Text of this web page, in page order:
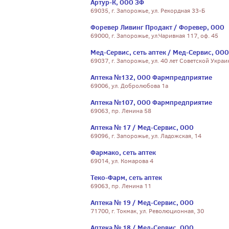
Артур-К, ООО ЗФ
69035, г. Запорожье, ул. Рекордная 33-Б
Форевер Ливинг Продакт / Форевер, ООО
69000, г. Запорожье, ул.Чаривная 117, оф. 45
Мед-Сервис, сеть аптек / Мед-Сервис, ООО
69037, г. Запорожье, ул. 40 лет Советской
Аптека №132, ООО Фармпредприятие
69006, ул. Добролюбова 1а
Аптека №107, ООО Фармпредприятие
69063, пр. Ленина 58
Аптека № 17 / Мед-Сервис, ООО
69096, г. Запорожье, ул. Ладожская, 14
Фармако, сеть аптек
69014, ул. Комарова 4
Теко-Фарм, сеть аптек
69063, пр. Ленина 11
Аптека № 19 / Мед-Сервис, ООО
71700, г. Токмак, ул. Революционная, 30